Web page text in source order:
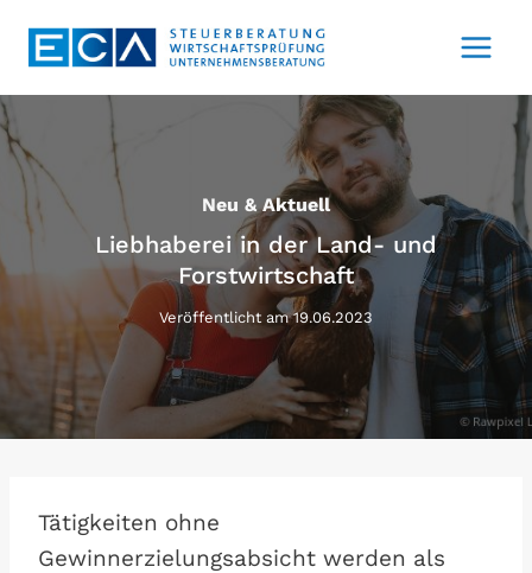
Inhalt
Neu & Aktuell
Liebhaberei in der Land- und
Forstwirtschaft
Veröffentlicht am 19.06.2023
Tätigkeiten ohne
Gewinnerzielungsabsicht werden als